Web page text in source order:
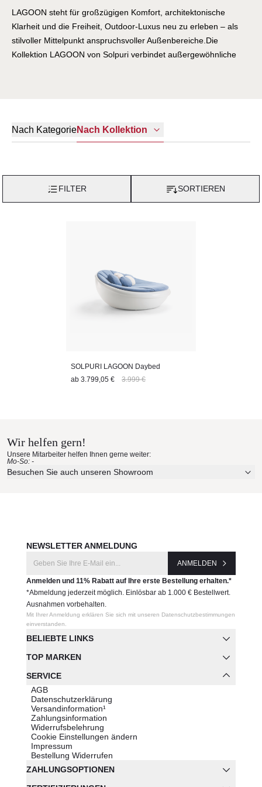
LAGOON steht für großzügigen Komfort, architektonische
Klarheit und die Freiheit, Outdoor-Luxus neu zu erleben – als
stilvoller Mittelpunkt anspruchsvoller Außenbereiche.Die
Kollektion LAGOON von Solpuri verbindet außergewöhnliche
das Komfort, Ruhe und zeitlose Eleganz auf besondere Weise
Nach KategorieNach Kollektion
FILTER SORTIEREN
SOLPURI LAGOON Daybed
ab 3.799,05 € 3.999 €
Wir helfen gern!
Unsere Mitarbeiter helfen Ihnen gerne weiter:
Mo-So: -
Besuchen Sie auch unseren Showroom
BELIEBTE LINKS
TOP MARKEN
SERVICE
AGB
Datenschutzerklärung
Versandinformation¹
Zahlungsinformation
Widerrufsbelehrung
Cookie Einstellungen ändern
Impressum
Bestellung Widerrufen
NEWSLETTER ANMELDUNG
ANMELDEN
Anmelden und 11% Rabatt auf Ihre erste Bestellung erhalten.*
*Abmeldung jederzeit möglich. Einlösbar ab 1.000 € Bestellwert.
Ausnahmen vorbehalten.
Mit Ihrer Anmeldung erklären Sie sich mit unseren Datenschutzbestimmungen
einverstanden.
ZAHLUNGSOPTIONEN